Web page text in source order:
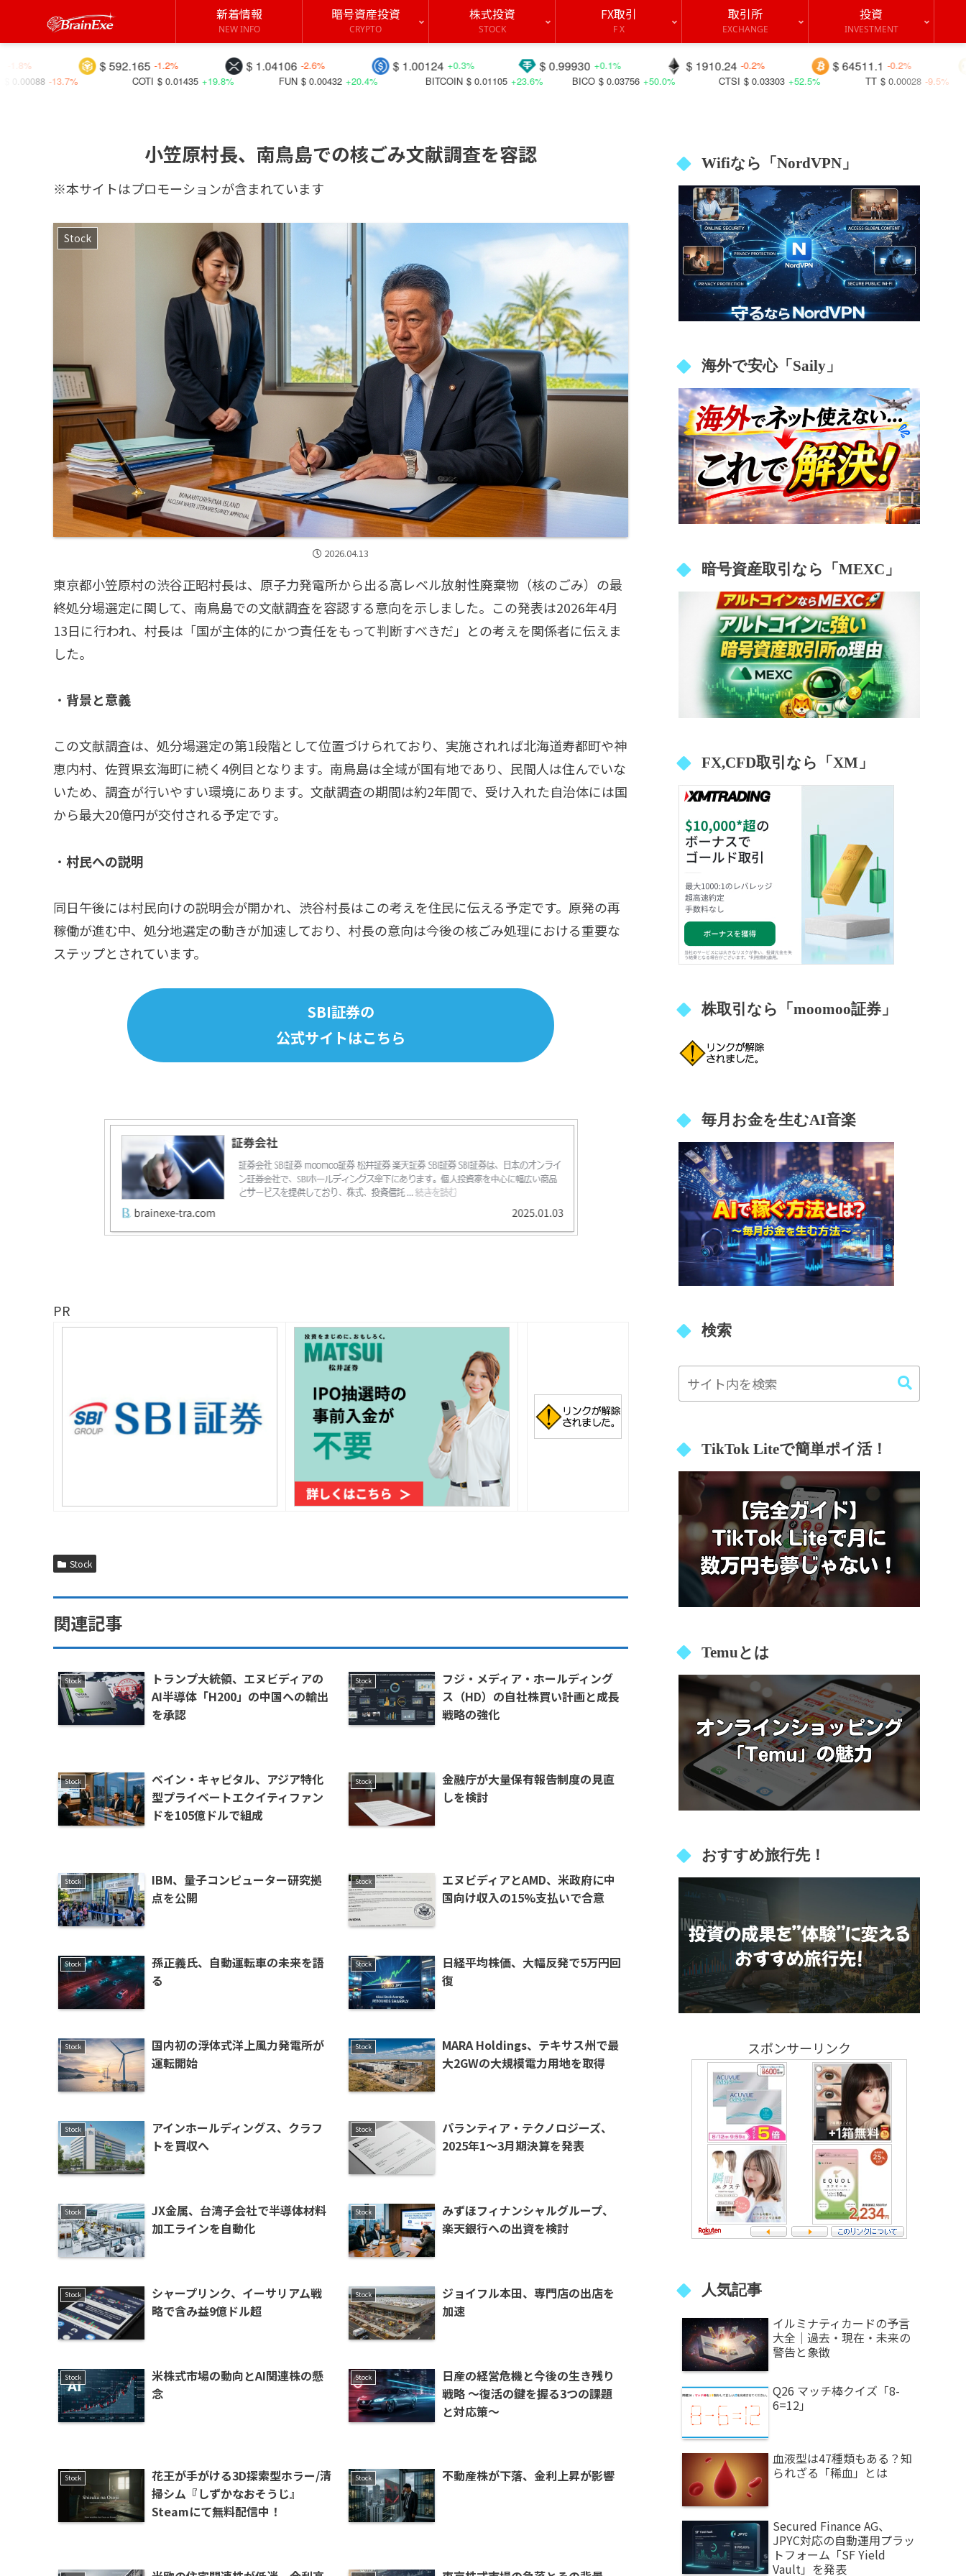
新着情報
NEW INFO
暗号資産投資
CRYPTO
株式投資
STOCK
FX取引
F X
取引所
EXCHANGE
投資
INVESTMENT
$ 64511.1 -0.2%
$ 1910.24 -0.2%
$ 0.99930 +0.1%
$ 1.00124 +0.3%
$ 1.04106 -2.6%
$ 592.165 -1.2% $ 0.06896
CTSI $ 0.03303 +52.5%
BICO $ 0.03756 +50.0%
BITCOIN $ 0.01105 +23.6%
FUN $ 0.00432 +20.4%
COTI $ 0.01435 +19.8% FIDA $
TT $ 0.00028
小笠原村長、南鳥島での核ごみ文献調査を容認
※本サイトはプロモーションが含まれています
Stock
2026.04.13
東京都小笠原村の渋谷正昭村長は、原子力発電所から出る高レベル放射性廃棄物（核のごみ）の最
終処分場選定に関して、南鳥島での文献調査を容認する意向を示しました。この発表は2026年4月
13日に行われ、村長は「国が主体的にかつ責任をもって判断すべきだ」との考えを関係者に伝えま
した。
・ 背景と意義
この文献調査は、処分場選定の第1段階として位置づけられており、実施されれば北海道寿都町や神
恵内村、佐賀県玄海町に続く4例目となります。南鳥島は全域が国有地であり、民間人は住んでいな
いため、調査が行いやすい環境にあります。文献調査の期間は約2年間で、受け入れた自治体には国
から最大20億円が交付される予定です。
・ 村民への説明
同日午後には村民向けの説明会が開かれ、渋谷村長はこの考えを住民に伝える予定です。原発の再
稼働が進む中、処分地選定の動きが加速しており、村長の意向は今後の核ごみ処理における重要な
ステップとされています。
SBI証券の
公式サイトはこちら
PR
Stock
関連記事
Stock
トランプ大統領、エヌビディアの
AI半導体「H200」の中国への輸出
を承認
Stock
フジ・メディア・ホールディング
ス（HD）の自社株買い計画と成長
戦略の強化
Stock
ベイン・キャピタル、アジア特化
型プライベートエクイティファン
ドを105億ドルで組成
Stock
金融庁が大量保有報告制度の見直
しを検討
Stock
IBM、量子コンピューター研究拠
点を公開
Stock
エヌビディアとAMD、米政府に中
国向け収入の15%支払いで合意
Stock
孫正義氏、自動運転車の未来を語
る
Stock
日経平均株価、大幅反発で5万円回
復
Stock
国内初の浮体式洋上風力発電所が
運転開始
Stock
MARA Holdings、テキサス州で最
大2GWの大規模電力用地を取得
Stock
アインホールディングス、クラフ
トを買収へ
Stock
パランティア・テクノロジーズ、
2025年1〜3月期決算を発表
Stock
JX金属、台湾子会社で半導体材料
加工ラインを自動化
Stock
みずほフィナンシャルグループ、
楽天銀行への出資を検討
Stock
シャープリンク、イーサリアム戦
略で含み益9億ドル超
Stock
ジョイフル本田、専門店の出店を
加速
Stock
米株式市場の動向とAI関連株の懸
念
Stock
日産の経営危機と今後の生き残り
戦略 〜復活の鍵を握る3つの課題
と対応策〜
Stock
花王が手がける3D探索型ホラー/清
掃シム『しずかなおそうじ』
Steamにて無料配信中！
Stock 不動産株が下落、金利上昇が影響
Wifiなら「NordVPN」
海外で安心「Saily」
暗号資産取引なら「MEXC」
FX,CFD取引なら「XM」
株取引なら「moomoo証券」
毎月お金を生むAI音楽
検索
TikTok Liteで簡単ポイ活！
Temuとは
おすすめ旅行先！
スポンサーリンク
人気記事
イルミナティカードの予言
大全｜過去・現在・未来の
警告と象徴
Q26 マッチ棒クイズ「8-
6=12」
血液型は47種類もある？知
られざる「稀血」とは
Secured Finance AG、
JPYC対応の自動運用プラッ
トフォーム「SF Yield
Vault」を発表